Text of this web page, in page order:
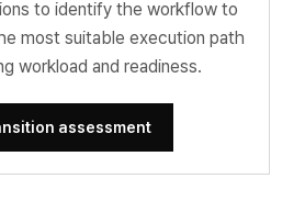
to identify the workflow to
most suitable execution path
workload and readiness.
assessment